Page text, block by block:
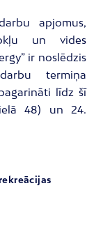
apjomus,
un vides
ir noslēdzis
termiņa
līdz šī
48) un 24.